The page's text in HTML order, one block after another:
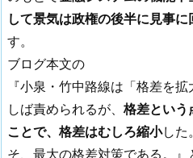
して景気は政権の後半に見事に
す。
ブログ本文の
『小泉・竹中路線は「格差を
しば責められるが、 格差という
ことで、格差はむしろ縮小した
そ、最大の格差対策である。